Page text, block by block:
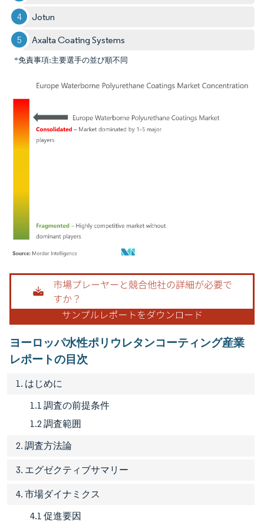
Jotun
Axalta Coating Systems
*免責事項:主要選手の並び順不同
画像 © Mordor Intelligence。再利用にはCC BY 4.0の表示が必要です。
ヨーロッパ水性ポリウレタンコーティング産業
レポートの目次
1. はじめに
1.1 調査の前提条件
1.2 調査範囲
2. 調査方法論
3. エグゼクティブサマリー
4. 市場ダイナミクス
4.1 促進要因